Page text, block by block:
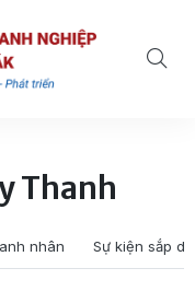
Thanh
nhân Sự kiện sắp